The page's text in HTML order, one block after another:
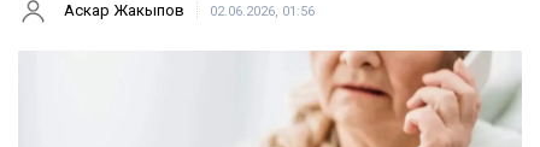
Аскар Жакыпов 02.06.2026, 01:56